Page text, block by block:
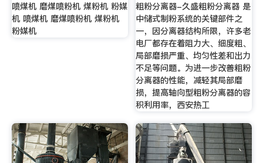
喷煤机 磨煤喷粉机 煤粉机 粉媒
机 喷煤机 磨煤喷粉机 煤粉机
粉媒机
粗粉分离器-久盛粗粉分离器 是
中储式制粉系统的关键部件之
一，因分离器结构所限，许多老
电厂都存在着阻力大、细度粗、
局部磨损严重、均匀性差和出力
不足等问题。为进一步改善粗粉
分离器的性能，减轻其局部磨
损，提高轴向型粗粉分离器的容
积利用率，西安热工